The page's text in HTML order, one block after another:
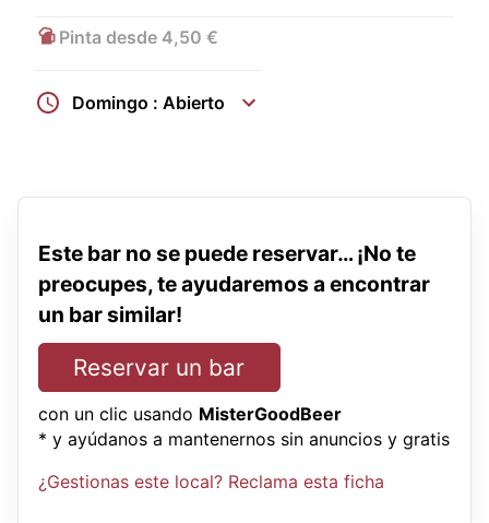
Pinta desde 4,50 €
Domingo : Abierto
Este bar no se puede reservar… ¡No te
preocupes, te ayudaremos a encontrar
un bar similar!
Reservar un bar
con un clic usando MisterGoodBeer
* y ayúdanos a mantenernos sin anuncios y gratis
¿Gestionas este local? Reclama esta ficha